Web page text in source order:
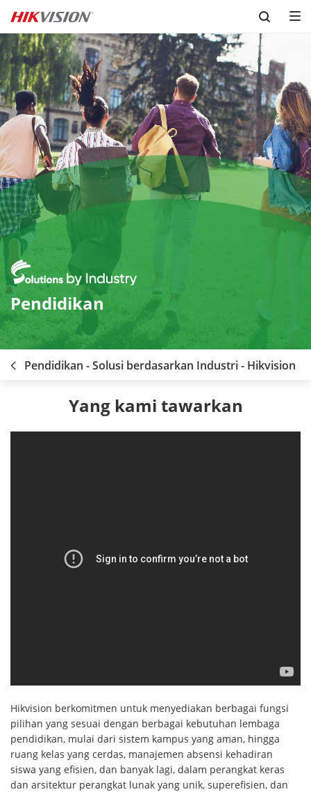
Skip to content
Pendidikan
Pendidikan - Solusi berdasarkan Industri - Hikvision
Yang kami tawarkan
Hikvision berkomitmen untuk menyediakan berbagai fungsi
pilihan yang sesuai dengan berbagai kebutuhan lembaga
pendidikan, mulai dari sistem kampus yang aman, hingga
ruang kelas yang cerdas, manajemen absensi kehadiran
siswa yang efisien, dan banyak lagi, dalam perangkat keras
dan arsitektur perangkat lunak yang unik, superefisien, dan